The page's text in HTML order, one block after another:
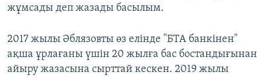
жұмсады деп жазады басылым.
2017 жылы Әблязовты өз елінде "БТА банкінен"
ақша ұрлағаны үшін 20 жылға бас бостандығынан
айыру жазасына сырттай кескен. 2019 жылы